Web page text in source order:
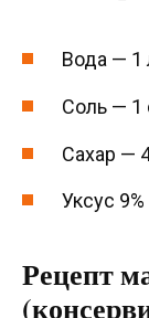
Вода — 1
Соль — 1
Сахар —
Уксус
Рецепт